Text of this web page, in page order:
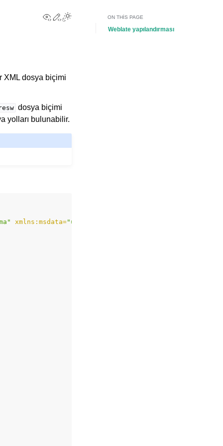
View this page
Edit this page
Toggle Light / Dark / Auto color theme
XML dosya biçimi
dosya biçimi
yolları bulunabilir.
xmlns:msdata="urn:schemas-microsoft-com:xml-msdata"
ON THIS PAGE
Weblate yapılandırması